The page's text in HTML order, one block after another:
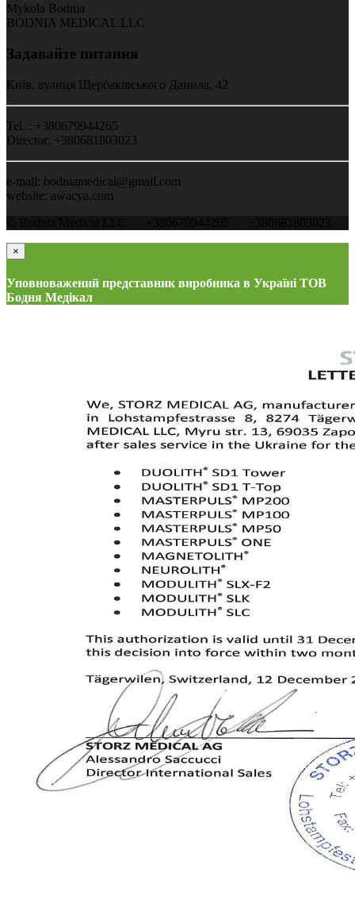
Mykola Bodnia
BODNIA MEDICAL LLC
Задавайте питання
Київ, вулиця Щербаківського Данила, 42
Tel. : +380679944265
Director: +380681803023
e-mail: bodniamedical@gmail.com
website: awacya.com
×
Уповноважений представник виробника в Україні ТОВ
Бодня Медікал